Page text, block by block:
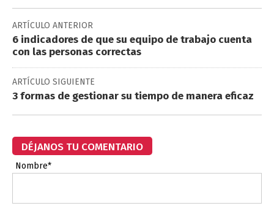
ARTÍCULO ANTERIOR
6 indicadores de que su equipo de trabajo cuenta
con las personas correctas
ARTÍCULO SIGUIENTE
3 formas de gestionar su tiempo de manera eficaz
DÉJANOS TU COMENTARIO
Nombre*